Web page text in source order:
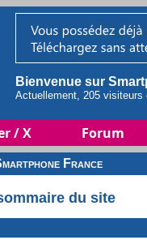
Bienvenue sur
Actuellement, 205 visiteurs
/ X Forum
France
du site